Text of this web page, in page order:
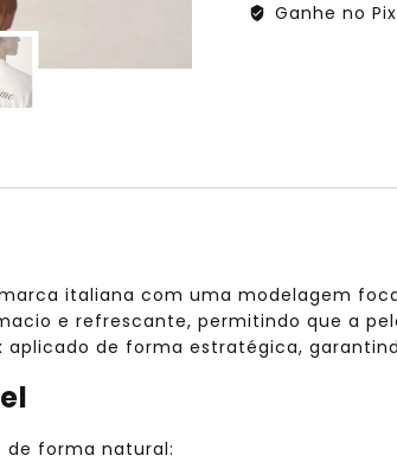
Ganhe no Pix
italiana com uma modelagem
e refrescante, permitindo que a
aplicado de forma estratégica,
de forma natural: